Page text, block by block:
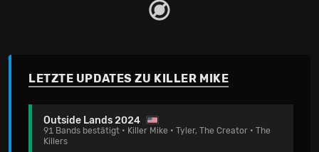
LETZTE UPDATES ZU KILLER MIKE
Outside Lands 2024
91 Bands bestätigt • Killer Mike • Tyler, The Creator • The
Killers